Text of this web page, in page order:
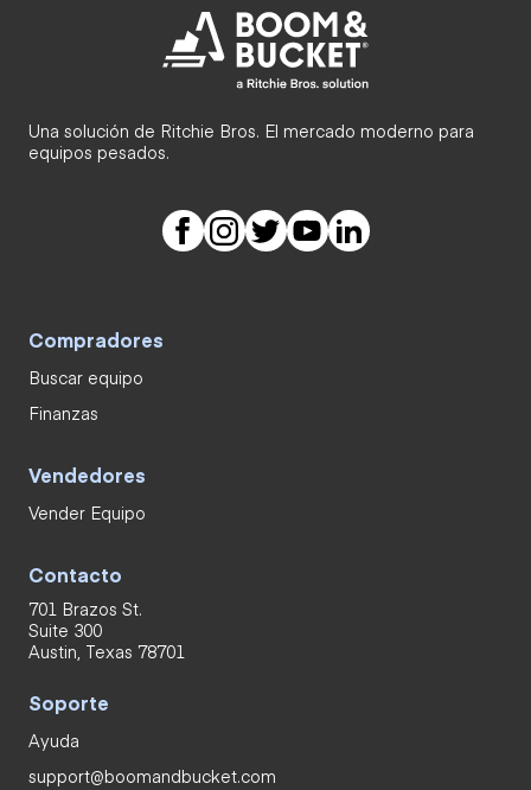
Una solución de Ritchie Bros. El mercado moderno para
equipos pesados.
Compradores
Buscar equipo
Finanzas
Vendedores
Vender Equipo
Contacto
701 Brazos St.
Suite 300
Austin, Texas 78701
Soporte
Ayuda
support@boomandbucket.com